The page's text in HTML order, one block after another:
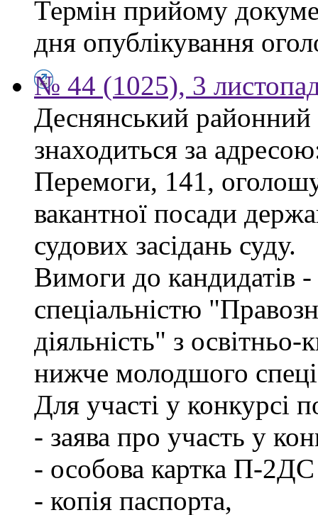
Термін прийому
дня опублікування
№ 44 (1025), 3
Деснянський
знаходиться за
Перемоги, 141,
вакантної посади
судових засідань суду.
Вимоги до кандидатів -
спеціальністю
діяльність" з
нижче молодшого
Для участі у конкурсі
- заява про участь у
- особова картка П-
- копія паспорта,